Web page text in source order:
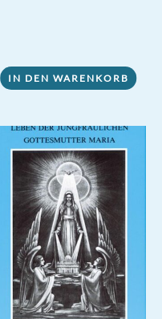
IN DEN WARENKORB